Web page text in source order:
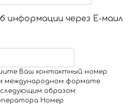
информации через Е-маил
Ваш контактный номер
международном формате.
образом:
Номер